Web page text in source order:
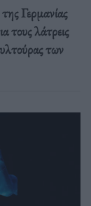
Γερμανίας
τους λάτρεις
των